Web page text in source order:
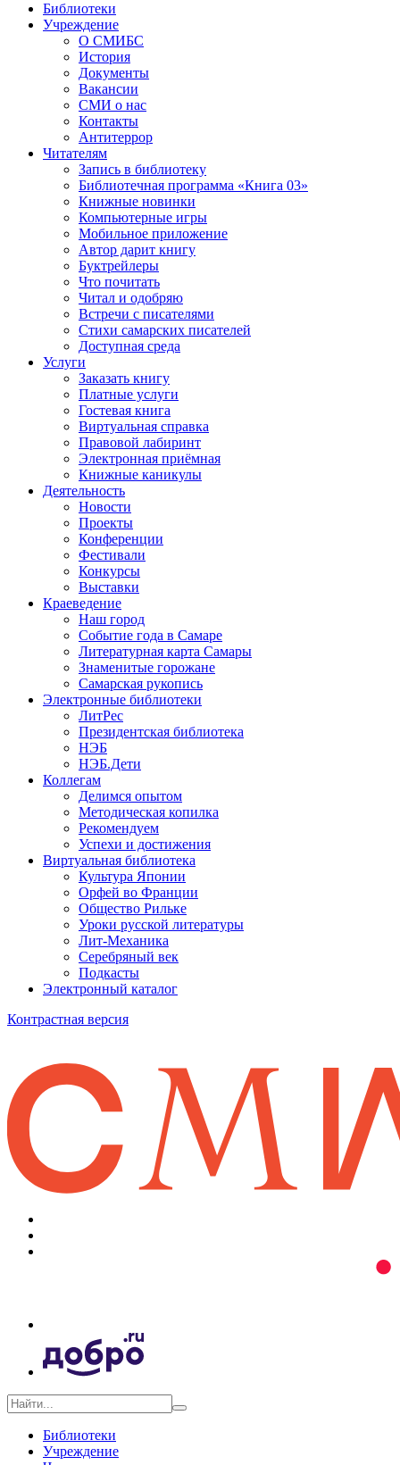
Библиотеки
Учреждение
О СМИБС
История
Документы
Вакансии
СМИ о нас
Контакты
Антитеррор
Читателям
Запись в библиотеку
Библиотечная программа «Книга 03»
Книжные новинки
Компьютерные игры
Мобильное приложение
Автор дарит книгу
Буктрейлеры
Что почитать
Читал и одобряю
Встречи с писателями
Стихи самарских писателей
Доступная среда
Услуги
Заказать книгу
Платные услуги
Гостевая книга
Виртуальная справка
Правовой лабиринт
Электронная приёмная
Книжные каникулы
Деятельность
Новости
Проекты
Конференции
Фестивали
Конкурсы
Выставки
Краеведение
Наш город
Событие года в Самаре
Литературная карта Самары
Знаменитые горожане
Самарская рукопись
Электронные библиотеки
ЛитРес
Президентская библиотека
НЭБ
НЭБ.Дети
Коллегам
Делимся опытом
Методическая копилка
Рекомендуем
Успехи и достижения
Виртуальная библиотека
Культура Японии
Орфей во Франции
Общество Рильке
Уроки русской литературы
Лит-Механика
Серебряный век
Подкасты
Электронный каталог
Контрастная версия
Библиотеки
Учреждение